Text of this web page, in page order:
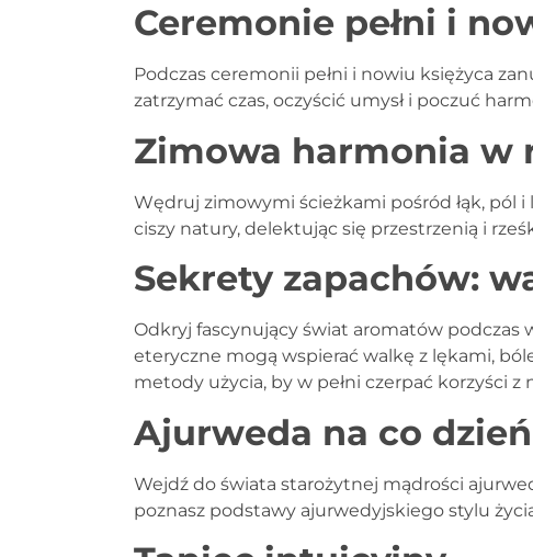
Ceremonie pełni i
Podczas ceremonii pełni i nowiu księżyca
zatrzymać czas, oczyścić umysł i poczuć
Zimowa harmonia w
Wędruj zimowymi ścieżkami pośród łąk, pól
ciszy natury, delektując się przestrzenią i
Sekrety zapachów:
Odkryj fascynujący świat aromatów podczas
eteryczne mogą wspierać walkę z lękami,
metody użycia, by w pełni czerpać korzyści
Ajurweda na co dzień
Wejdź do świata starożytnej mądrości
poznasz podstawy ajurwedyjskiego stylu